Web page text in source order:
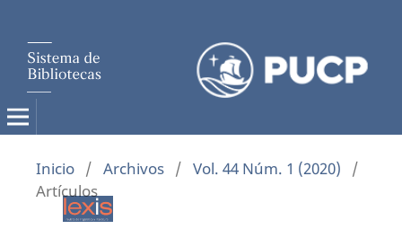
Inicio / Archivos / Vol. 44 Núm. 1 (2020)
/
Artículos